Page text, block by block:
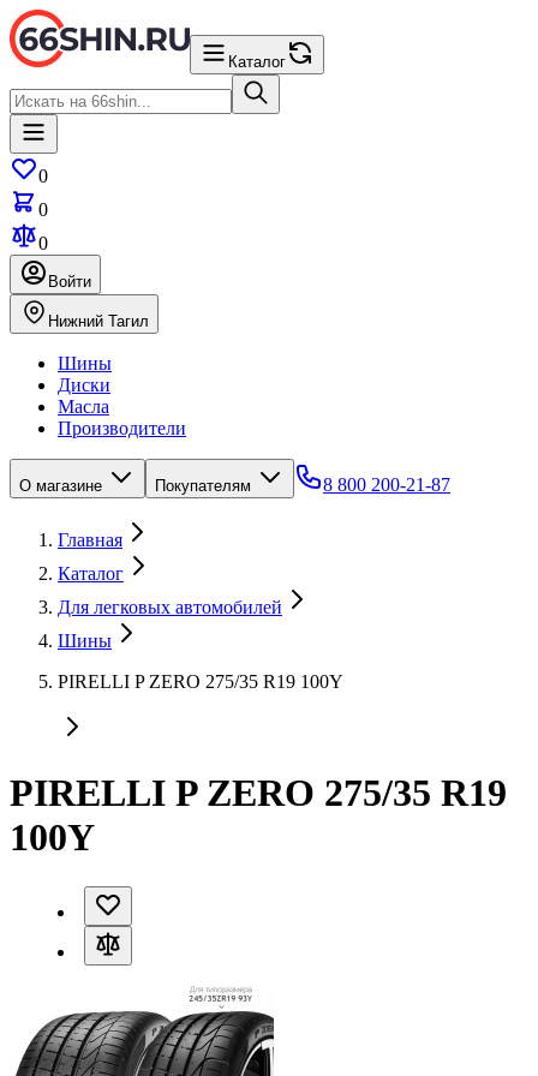
Каталог
0
0
0
Войти
Нижний Тагил
Шины
Диски
Масла
Производители
О магазине Покупателям 8 800 200-21-87
Главная
Каталог
Для легковых автомобилей
Шины
PIRELLI P ZERO 275/35 R19 100Y
PIRELLI P ZERO 275/35 R19
100Y